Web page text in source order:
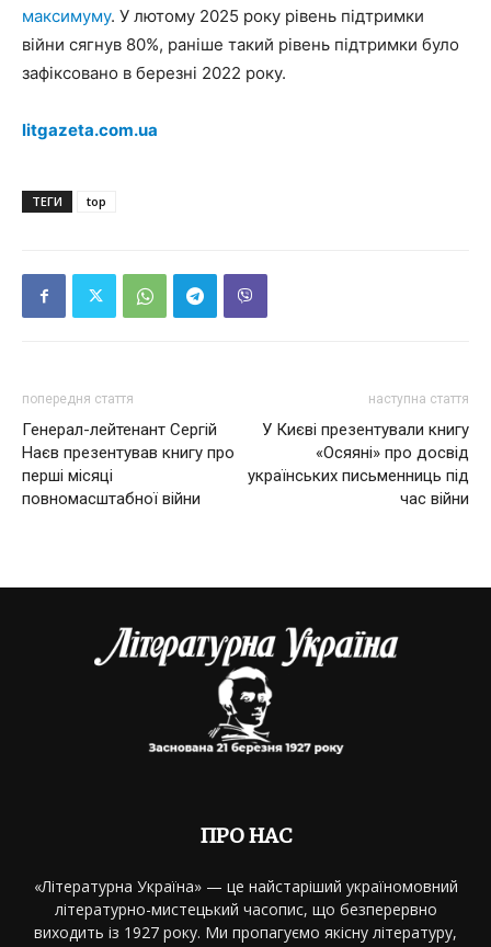
максимуму. У лютому 2025 року рівень підтримки
війни сягнув 80%, раніше такий рівень підтримки було
зафіксовано в березні 2022 року.
litgazeta.com.ua
ТЕГИ top
попередня стаття
Генерал-лейтенант Сергій
Наєв презентував книгу про
перші місяці
повномасштабної війни
наступна стаття
У Києві презентували книгу
«Осяяні» про досвід
українських письменниць під
час війни
ПРО НАС
«Літературна Україна» — це найстаріший україномовний
літературно-мистецький часопис, що безперервно
виходить із 1927 року. Ми пропагуємо якісну літературу,